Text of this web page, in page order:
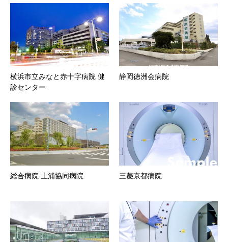
横浜市立みなと赤十字病院 健
診センター
静岡徳洲会病院
総合病院 土浦協同病院 三菱京都病院